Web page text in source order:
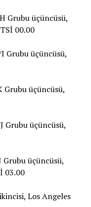
Grubu üçüncüsü,
00.00
Grubu üçüncüsü,
Grubu üçüncüsü,
Grubu üçüncüsü,
üçüncüsü,
03.00
Los Angeles